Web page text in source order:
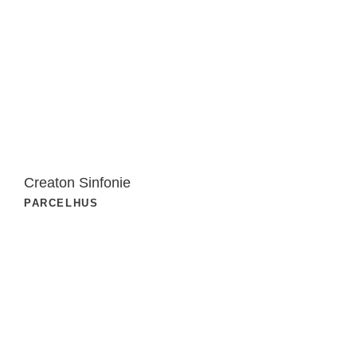
Creaton Sinfonie
PARCELHUS